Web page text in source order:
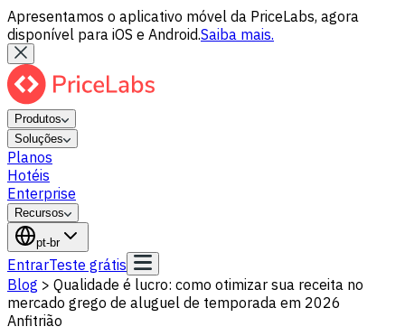
Apresentamos o aplicativo móvel da PriceLabs, agora
disponível para iOS e Android.Saiba mais.
Produtos
Soluções
Planos
Hotéis
Enterprise
Recursos
pt-br
EntrarTeste grátis
Blog > Qualidade é lucro: como otimizar sua receita no
mercado grego de aluguel de temporada em 2026
Anfitrião